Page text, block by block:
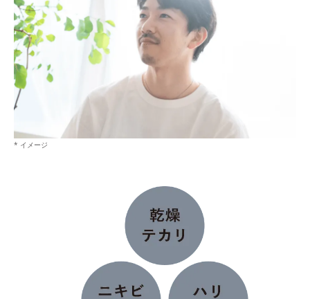
* イメージ